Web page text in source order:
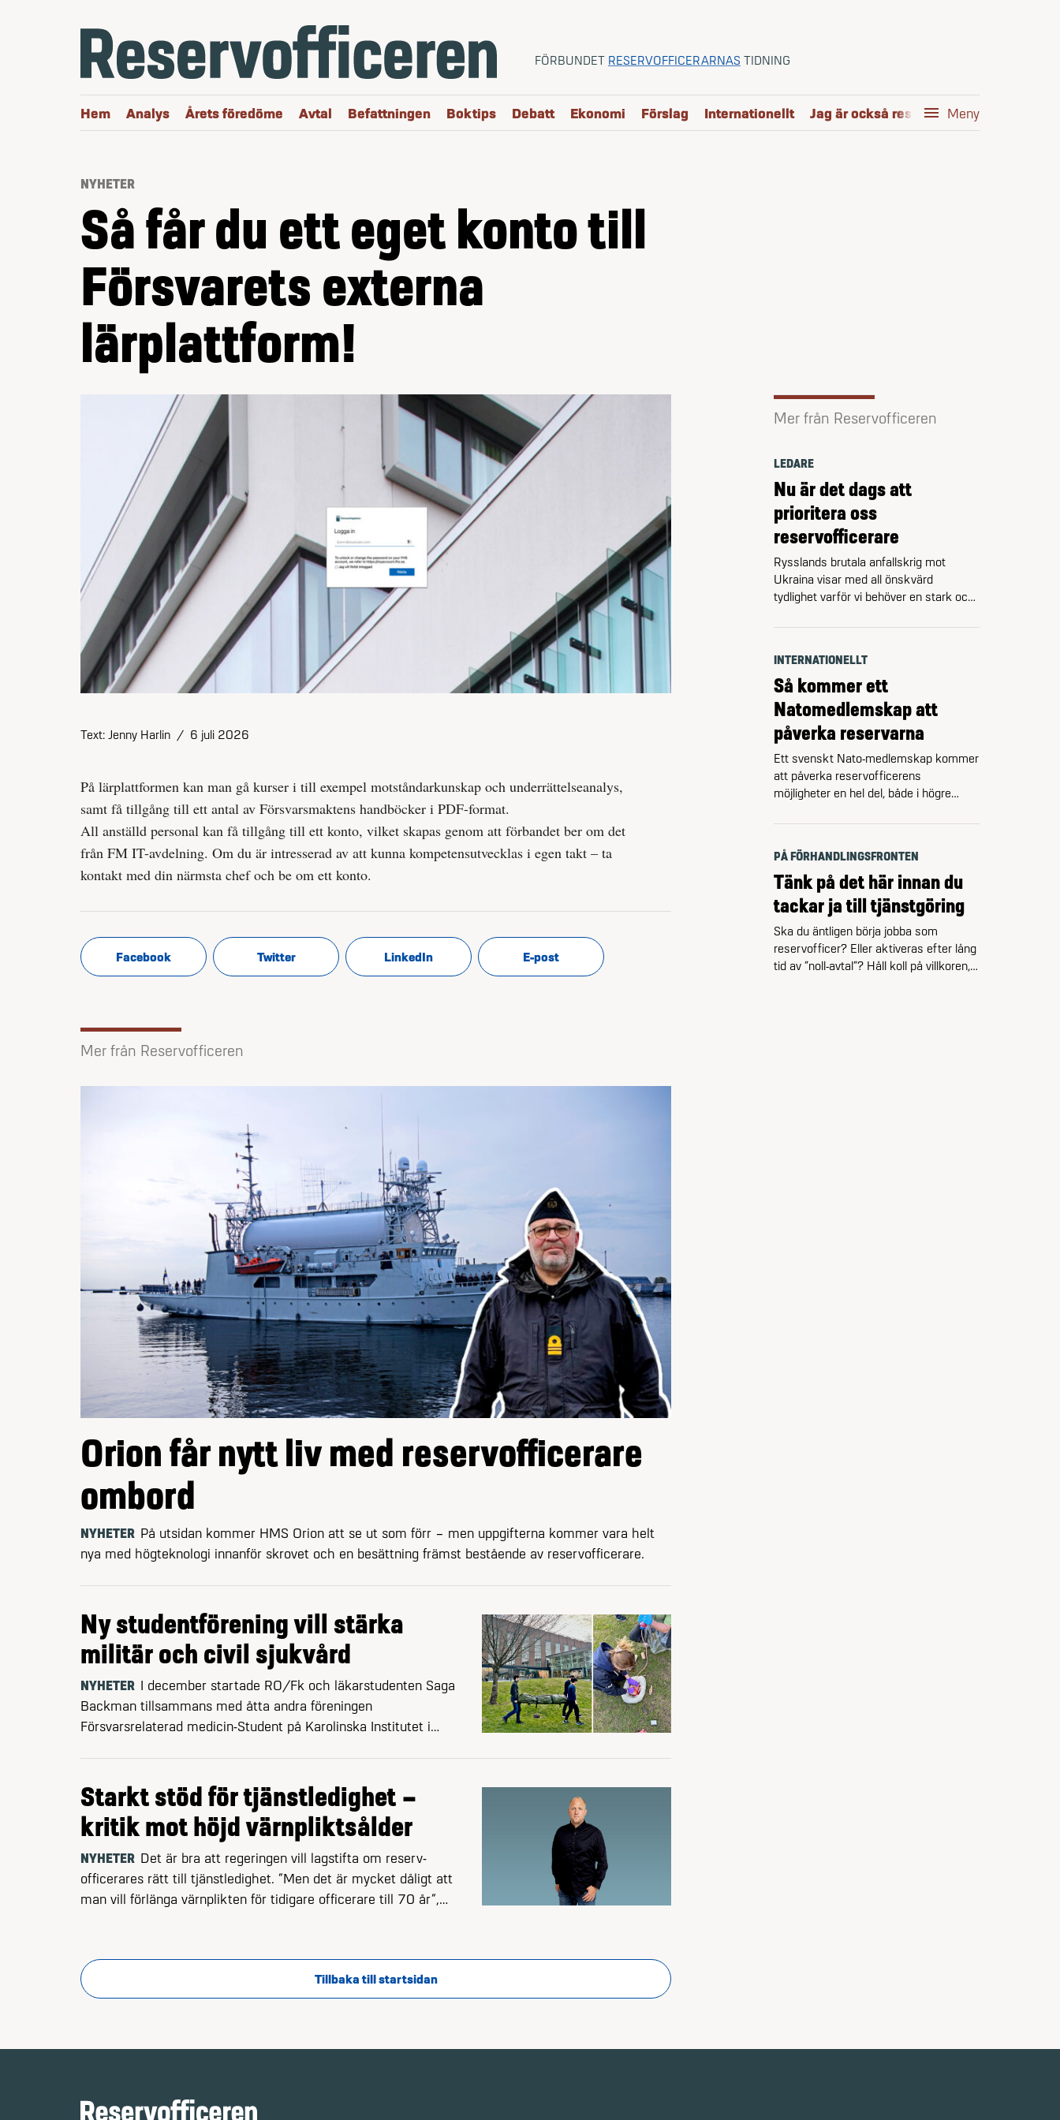
FÖRBUNDET RESERVOFFICERARNAS TIDNING
Hem Analys Årets föredöme Avtal Befattningen Boktips Debatt Ekonomi Förslag Internationellt Jag är också reservofficer
menu Meny
NYHETER
Så får du ett eget konto till
Försvarets externa
lärplattform!
Text: Jenny Harlin / 6 juli 2026
På lärplattformen kan man gå kurser i till exempel motståndarkunskap och underrättelseanalys,
samt få tillgång till ett antal av Försvarsmaktens handböcker i PDF-format.
All anställd personal kan få tillgång till ett konto, vilket skapas genom att förbandet ber om det
från FM IT-avdelning. Om du är intresserad av att kunna kompetensutvecklas i egen takt – ta
kontakt med din närmsta chef och be om ett konto.
Facebook Twitter LinkedIn E-post
Mer från Reservofficeren
LEDARE
Nu är det dags att
prioritera oss
reservofficerare
Rysslands brutala anfallskrig mot
Ukraina visar med all önskvärd
tydlighet varför vi behöver en stark och
Sverige. Ukraina har på sju år lyckats
artilleribrigader. Det går alltså att
tillväxa, och att göra det snabbt.
Förutsatt att man prioriterar.
Riksrevisionen kritiserade i början …
INTERNATIONELLT
Så kommer ett
Natomedlemskap att
påverka reservarna
Ett svenskt Nato-medlemskap kommer
att påverka reservofficerens
möjligheter en hel del, både i högre
genom att det visar det på den
är stor. – Den goda nyheten för oss
reservofficerare som är aktiva är att
det ytterligare kommer öka
möjligheterna till tjänstgöring,
konstaterar …
PÅ FÖRHANDLINGSFRONTEN
Tänk på det här innan du
tackar ja till tjänstgöring
Ska du äntligen börja jobba som
reservofficer? Eller aktiveras efter lång
tid av ”noll-avtal”? Håll koll på villkoren,
Mer från Reservofficeren
Orion får nytt liv med reservofficerare
ombord
NYHETER På utsidan kommer HMS Orion att se ut som förr – men uppgifterna kommer vara helt
nya med högteknologi innanför skrovet och en besättning främst bestående av reserv­officerare.
Ny studentförening vill stärka
militär och civil sjukvård
NYHETER I december startade RO/Fk och läkarstudenten Saga
Backman tillsammans med åtta andra föreningen
Försvarsrelaterad medicin-Student på Karolinska Institutet i
Starkt stöd för tjänstledighet –
kritik mot höjd värnpliktsålder
NYHETER Det är bra att regeringen vill lagstifta om reserv­
officerares rätt till tjänstledighet. ”Men det är mycket dåligt att
man vill förlänga värnplikten för tidigare officerare till 70 år”,
Tillbaka till startsidan